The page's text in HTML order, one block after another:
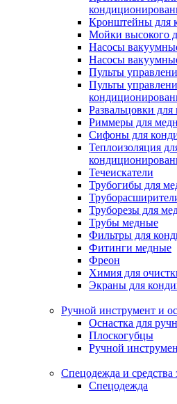
Кронштейны для
Мойки высокого
Насосы
Насосы
Пульты
Пульты
Развальцовки
Риммеры для
Сифоны для
Теплоизоляция
Течеискатели
Трубогибы для
Труборезы для
Трубы медные
Фильтры для
Фитинги медные
Фреон
Химия для
Экраны для
Ручной инструмент и
Оснастка для
Плоскогубцы
Ручной
Спецодежда и
Спецодежда